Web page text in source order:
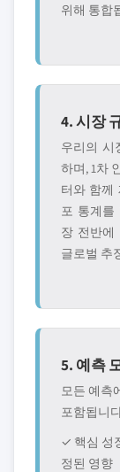
위해 통합
4. 시장
우리의 시
하며, 1차
터와 함께
포 통계를
장 전반에
글로벌 추
5. 예측
모든 예측
포함됩니
✓ 핵심 성
정된 영향